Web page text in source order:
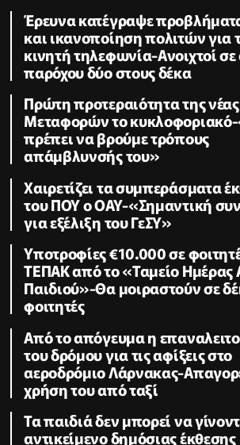
Έρευνα κατέγραψε
και ικανοποίηση πολιτών για
κινητή τηλεφωνία-Ανοιχτοί
παρόχου δύο στους δέκα
Πρώτη προτεραιότητα της
Μεταφορών το
πρέπει να βρούμε τρόπους
απάμβλυνσής του»
Χαιρετίζει τα συμπεράσματα
του ΠΟΥ ο ΟΑΥ-«Σημαντική
για εξέλιξη του ΓεΣΥ»
Υποτροφίες €10.000 σε
ΤΕΠΑΚ από το «Ταμείο Ημέρας
Παιδιού»-Θα μοιραστούν σε
φοιτητές
Από το απόγευμα η
του δρόμου για τις αφίξεις στο
αεροδρόμιο Λάρνακας-
χρήση του από ταξί
Τα παιδιά δεν μπορεί να
αντικείμενο δημόσιας έκθεσης